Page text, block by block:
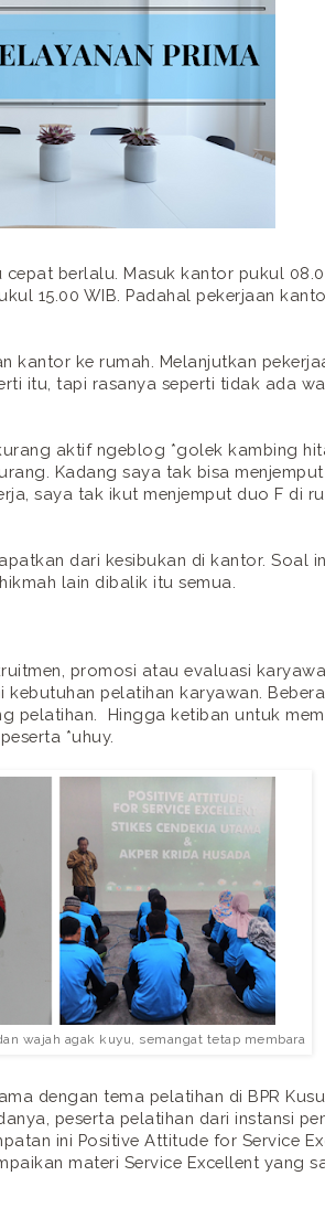
berlalu. Masuk kantor pukul
15.00 WIB. Padahal pekerjaan
kantor ke rumah. Melanjutkan
itu, tapi rasanya seperti tidak ada
aktif ngeblog *golek kambing
Kadang saya tak bisa menjemput
saya tak ikut menjemput duo F di
dari kesibukan di kantor. Soal
lain dibalik itu semua.
promosi atau evaluasi
pelatihan karyawan.
pelatihan. Hingga ketiban untuk
*uhuy.
wajah agak kuyu, semangat tetap membara
dengan tema pelatihan di BPR
peserta pelatihan dari instansi
ini Positive Attitude for Service
materi Service Excellent yang